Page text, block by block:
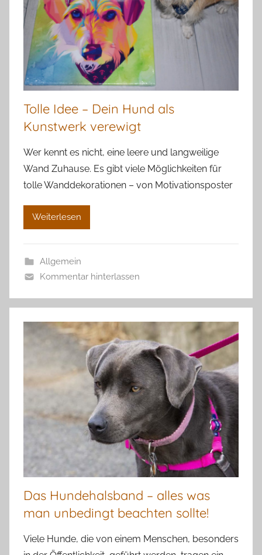
Tolle Idee – Dein Hund als
Kunstwerk verewigt
Wer kennt es nicht, eine leere und langweilige
Wand Zuhause. Es gibt viele Möglichkeiten für
tolle Wanddekorationen – von Motivationsposter
Weiterlesen
Allgemein
Kommentar hinterlassen
Das Hundehalsband – alles was
man unbedingt beachten sollte!
Viele Hunde, die von einem Menschen, besonders